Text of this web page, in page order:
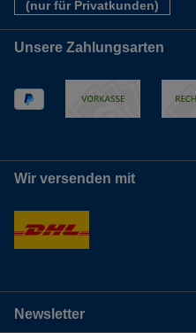
(nur für Privatkunden)
Unsere Zahlungsarten
Wir versenden mit
Newsletter